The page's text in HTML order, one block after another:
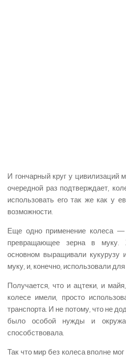
И гончарный круг у цивилизаций
очередной раз подтверждает,
использовать его так же как у
возможности.
Еще одно применение колеса —
превращающее зерна в муку.
основном выращивали кукурузу
муку, и, конечно, использовали
Получается, что и ацтеки, и
колесе имели, просто
транспорта. И не потому, что не
было особой нужды и
способствовала.
Так что мир без колеса вполне